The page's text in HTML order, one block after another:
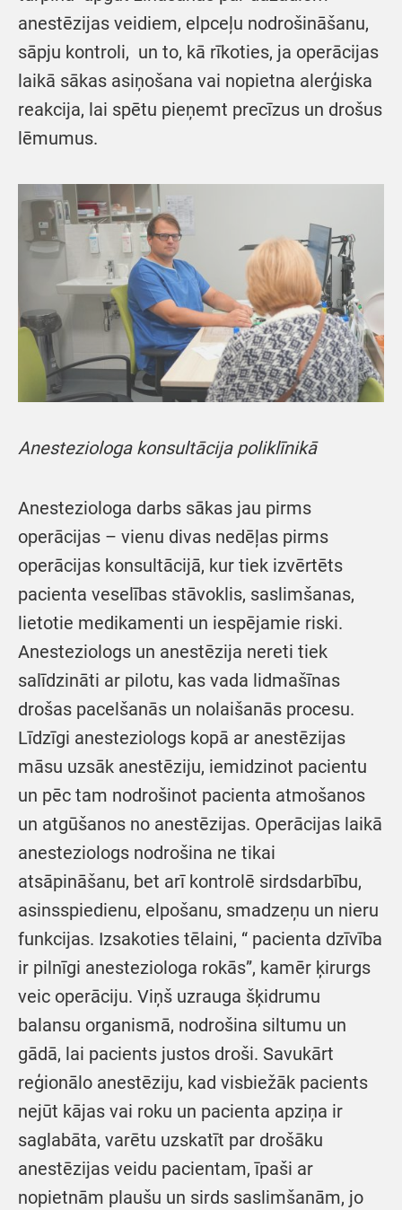
anestēzijas veidiem, elpceļu nodrošināšanu,
sāpju kontroli, un to, kā rīkoties, ja operācijas
laikā sākas asiņošana vai nopietna alerģiska
reakcija, lai spētu pieņemt precīzus un drošus
lēmumus.
Anesteziologa konsultācija poliklīnikā
Anesteziologa darbs sākas jau pirms
operācijas – vienu divas nedēļas pirms
operācijas konsultācijā, kur tiek izvērtēts
pacienta veselības stāvoklis, saslimšanas,
lietotie medikamenti un iespējamie riski.
Anesteziologs un anestēzija nereti tiek
salīdzināti ar pilotu, kas vada lidmašīnas
drošas pacelšanās un nolaišanās procesu.
Līdzīgi anesteziologs kopā ar anestēzijas
māsu uzsāk anestēziju, iemidzinot pacientu
un pēc tam nodrošinot pacienta atmošanos
un atgūšanos no anestēzijas. Operācijas laikā
anesteziologs nodrošina ne tikai
atsāpināšanu, bet arī kontrolē sirdsdarbību,
asinsspiedienu, elpošanu, smadzeņu un nieru
funkcijas. Izsakoties tēlaini, “ pacienta dzīvība
ir pilnīgi anesteziologa rokās”, kamēr ķirurgs
veic operāciju. Viņš uzrauga šķidrumu
balansu organismā, nodrošina siltumu un
gādā, lai pacients justos droši. Savukārt
reģionālo anestēziju, kad visbiežāk pacients
nejūt kājas vai roku un pacienta apziņa ir
saglabāta, varētu uzskatīt par drošāku
anestēzijas veidu pacientam, īpaši ar
nopietnām plaušu un sirds saslimšanām, jo